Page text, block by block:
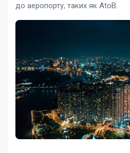
до аеропорту, таких як AtoB.